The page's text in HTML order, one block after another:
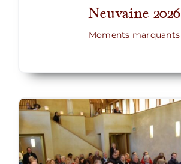
Neuvaine 2026
Moments marquants